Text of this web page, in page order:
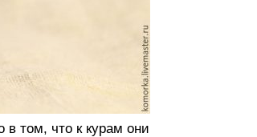
в том, что к курам они